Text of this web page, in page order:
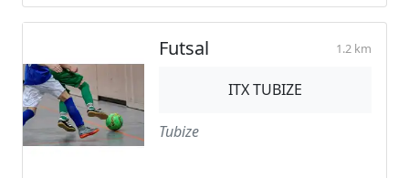
Futsal 1.2 km
ITX TUBIZE
Tubize